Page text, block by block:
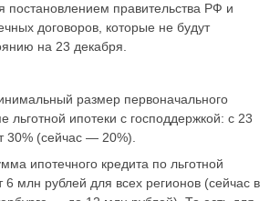
постановлением правительства РФ и
договоров, которые не будут
на 23 декабря.
размер первоначального
льготной ипотеки с господдержкой: с 23
30% (сейчас — 20%).
ипотечного кредита по льготной
6 млн рублей для всех регионов (сейчас в